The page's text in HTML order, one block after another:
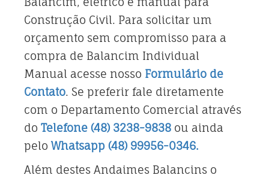
Construção Civil. Para solicitar um
orçamento sem compromisso para a
compra de Balancim Individual
Manual acesse nosso Formulário de
Contato. Se preferir fale diretamente
com o Departamento Comercial através
do Telefone (48) 3238-9838 ou ainda
pelo Whatsapp (48) 99956-0346.
Além destes Andaimes Balancins o